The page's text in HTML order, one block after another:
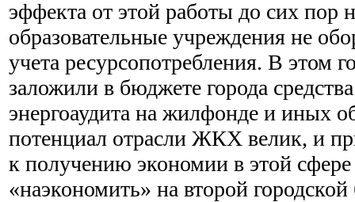
эффекта от этой работы до сих пор
образовательные учреждения не
учета ресурсопотребления. В этом
заложили в бюджете города
энергоаудита на жилфонде и иных
потенциал отрасли ЖКХ велик, и
к получению экономии в этой
«наэкономить» на второй